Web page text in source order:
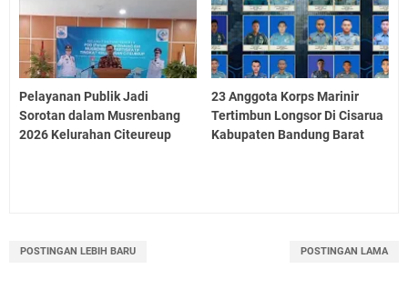
Pelayanan Publik Jadi
Sorotan dalam Musrenbang
2026 Kelurahan Citeureup
23 Anggota Korps Marinir
Tertimbun Longsor Di Cisarua
Kabupaten Bandung Barat
POSTINGAN LEBIH BARU POSTINGAN LAMA